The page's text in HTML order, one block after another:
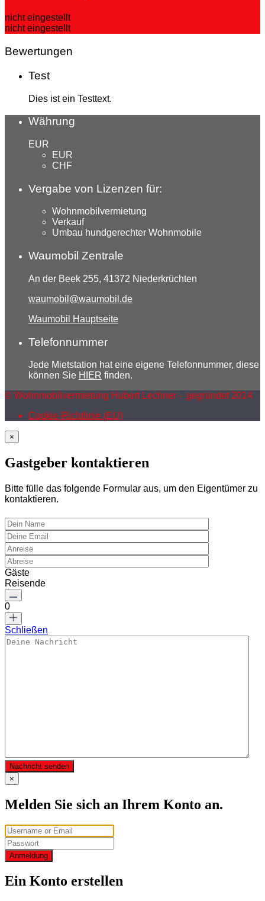
nicht eingestellt
nicht eingestellt
Bewertungen
Test
Dies ist ein Testtext.
Währung
EUR
EUR
CHF
Vergabe von Lizenzen für:
Wohnmobilvermietung
Verkauf
Umbau hundgerechter Wohnmobile
Waumobil Zentrale
An der Beek 255, 41372 Niederkrüchten
waumobil@waumobil.de
Waumobil Hauptseite
Telefonnummer
Jede Mietstation hat eine eigene Telefonnummer, diese
können Sie HIER finden.
© Wohnmobilvermietung Hubert Lechner – gegründet 2014
Cookie-Richtlinie (EU)
×
Gastgeber kontaktieren
Bitte fülle das folgende Formular aus, um den Eigentümer zu
kontaktieren.
Gäste
Reisende
0
Schließen
Nachricht senden
×
Melden Sie sich an Ihrem Konto an.
Anmeldung
Ein Konto erstellen